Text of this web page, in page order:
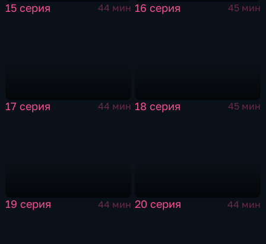
15 серия 44 мин 16 серия 45 мин
17 серия 44 мин 18 серия 45 мин
19 серия 44 мин 20 серия 44 мин